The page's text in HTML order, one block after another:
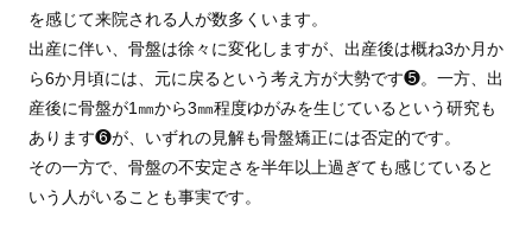
を感じて来院される人が数多くいます。
出産に伴い、骨盤は徐々に変化しますが、出産後は概ね3か月か
ら6か月頃には、元に戻るという考え方が大勢です❺。一方、出
産後に骨盤が1㎜から3㎜程度ゆがみを生じているという研究も
あります❻が、いずれの見解も骨盤矯正には否定的です。
その一方で、骨盤の不安定さを半年以上過ぎても感じていると
いう人がいることも事実です。